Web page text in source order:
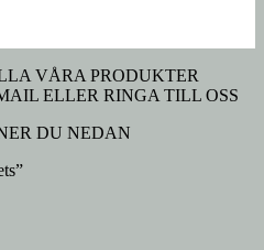
VÅRA PRODUKTER
ELLER RINGA TILL OSS
DU NEDAN